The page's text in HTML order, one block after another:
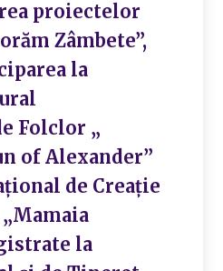
proiectelor
Zâmbete”,
la
Folclor „
of Alexander”
de Creație
la